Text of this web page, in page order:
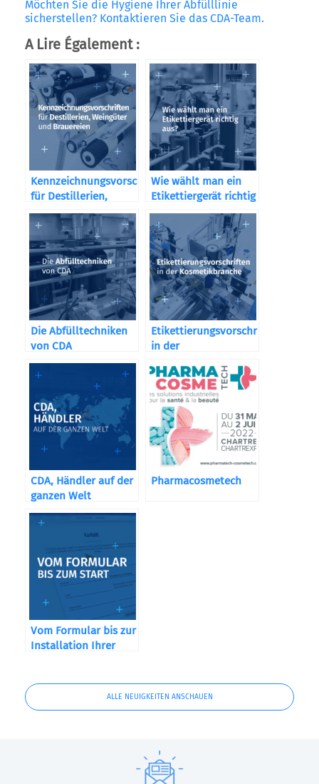
Möchten Sie die Hygiene Ihrer Abfülllinie
sicherstellen? Kontaktieren Sie das CDA-Team.
A Lire Également :
Kennzeichnungsvorschriften
für Destillerien,
Weingüter und
Brauereien
Wie wählt man ein
Etikettiergerät richtig
aus?
Die Abfülltechniken
von CDA
Etikettierungsvorschriften
in der
CDA, Händler auf der
ganzen Welt
Pharmacosmetech
Vom Formular bis zur
Installation Ihrer
ALLE NEUIGKEITEN ANSCHAUEN